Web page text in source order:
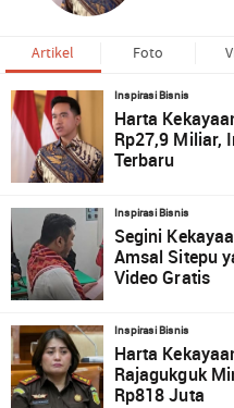
Artikel Foto
Inspirasi Bisnis
Harta
Rp27,9 Miliar,
Terbaru
Inspirasi Bisnis
Segini
Amsal Sitepu
Video Gratis
Inspirasi Bisnis
Harta
Rajagukguk
Rp818 Juta